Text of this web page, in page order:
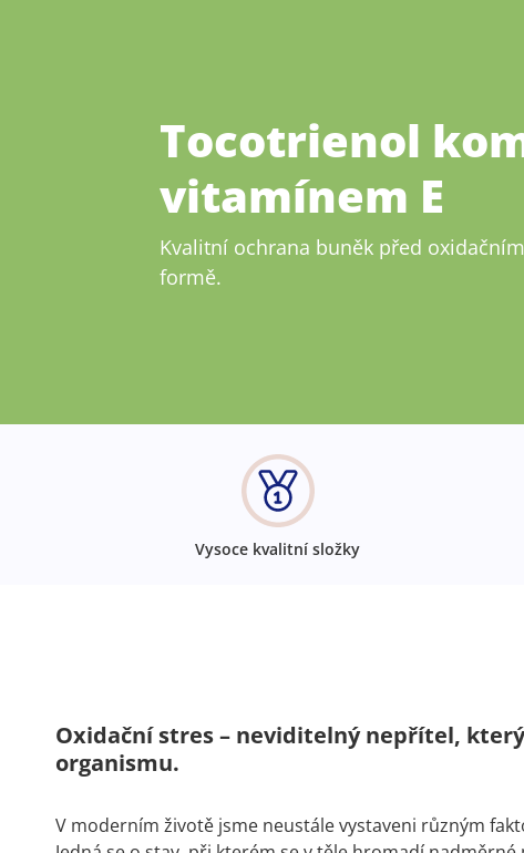
Tocotrienol
vitamínem E
Kvalitní ochrana buněk před
formě.
Vysoce kvalitní složky
Oxidační stres – neviditelný nepřítel,
organismu.
V moderním životě jsme neustále vystaveni různým